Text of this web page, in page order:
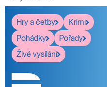
Hry a četby
Krimi
Pohádky
Pořady
Živé vysílání